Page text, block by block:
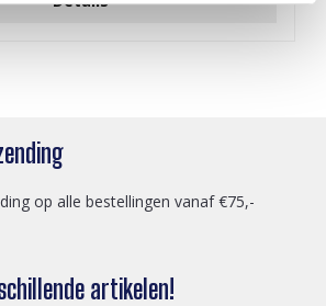
op alle bestellingen vanaf €75,-
artikelen!